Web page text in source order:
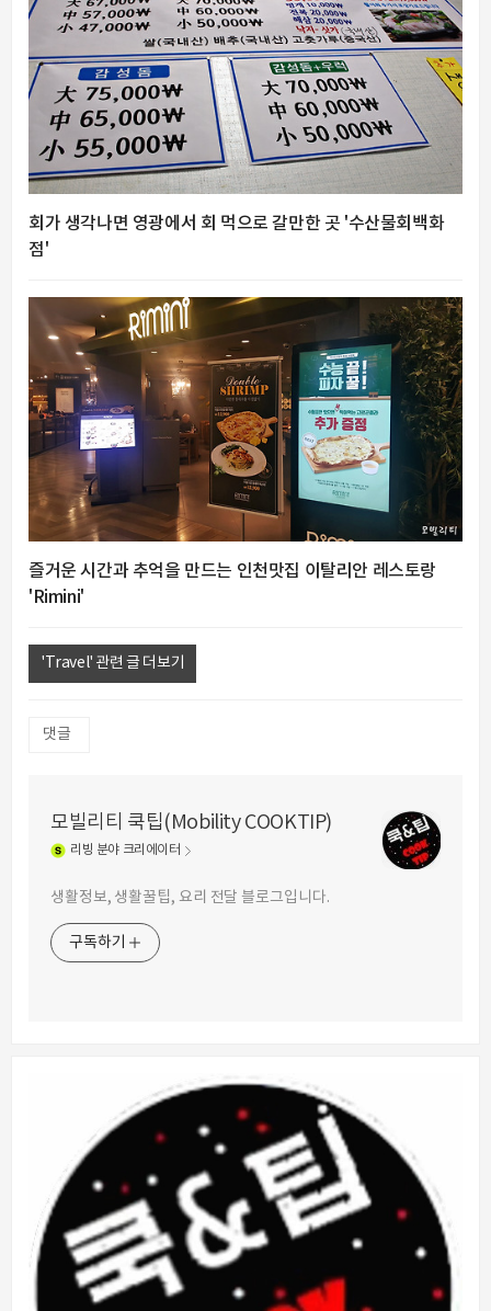
회가 생각나면 영광에서 회 먹으로 갈만한 곳 '수산물회백화
점'
즐거운 시간과 추억을 만드는 인천맛집 이탈리안 레스토랑
'Rimini'
'Travel' 관련 글 더보기
댓글
모빌리티 쿡팁(Mobility COOKTIP)
리빙 분야 크리에이터
생활정보, 생활꿀팁, 요리 전달 블로그입니다.
구독하기